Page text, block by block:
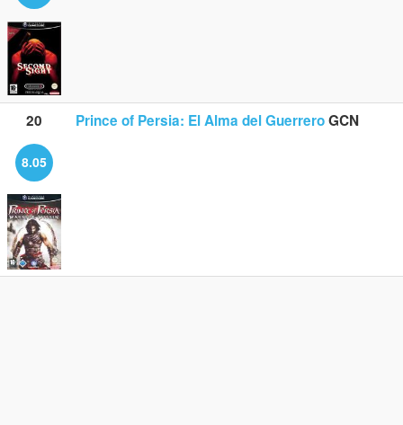
20 Prince of Persia: El Alma del GuerreroGCN
8.05